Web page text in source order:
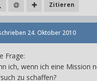
Zitieren
24. Oktober 2010
Frage:
ich, wenn ich eine Mission
zu schaffen?